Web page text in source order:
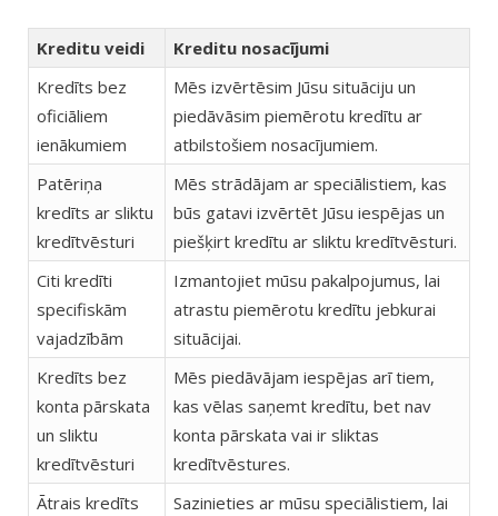
Kreditu veidi
Kreditu nosacījumi
Kredīts bez
oficiāliem
ienākumiem
Mēs izvērtēsim Jūsu situāciju un
piedāvāsim piemērotu kredītu ar
atbilstošiem nosacījumiem.
Patēriņa
kredīts ar sliktu
kredītvēsturi
Mēs strādājam ar speciālistiem, kas
būs gatavi izvērtēt Jūsu iespējas un
piešķirt kredītu ar sliktu kredītvēsturi.
Citi kredīti
specifiskām
vajadzībām
Izmantojiet mūsu pakalpojumus, lai
atrastu piemērotu kredītu jebkurai
situācijai.
Kredīts bez
konta pārskata
un sliktu
kredītvēsturi
Mēs piedāvājam iespējas arī tiem,
kas vēlas saņemt kredītu, bet nav
konta pārskata vai ir sliktas
kredītvēstures.
Ātrais kredīts
Sazinieties ar mūsu speciālistiem, lai